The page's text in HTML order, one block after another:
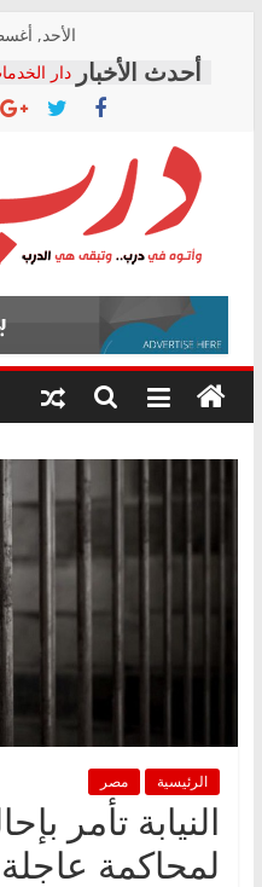
content
الأحد, أغسطس
دار
بعد
معاناة
فرحات
أين؟
حزب
في
ودعم
الوزاري
إنشاء
المجلس
متابعة
قرينة
درب
وأتوه
درب..
وتبقى
هي
الرئيسية مصر
النيابة تأمر
لمحاكمة